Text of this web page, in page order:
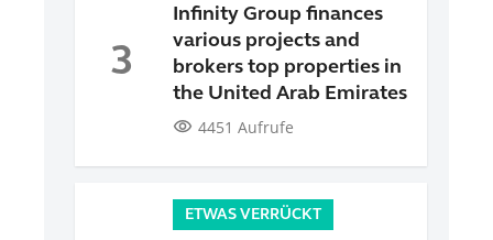
3
Infinity Group finances
various projects and
brokers top properties in
the United Arab Emirates
visibility 4451 Aufrufe
ETWAS VERRÜCKT